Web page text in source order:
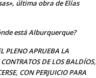
última obra de Elías
está Alburquerque?
PLENO APRUEBA LA
DE LOS BALDÍOS,
CON PERJUICIO PARA